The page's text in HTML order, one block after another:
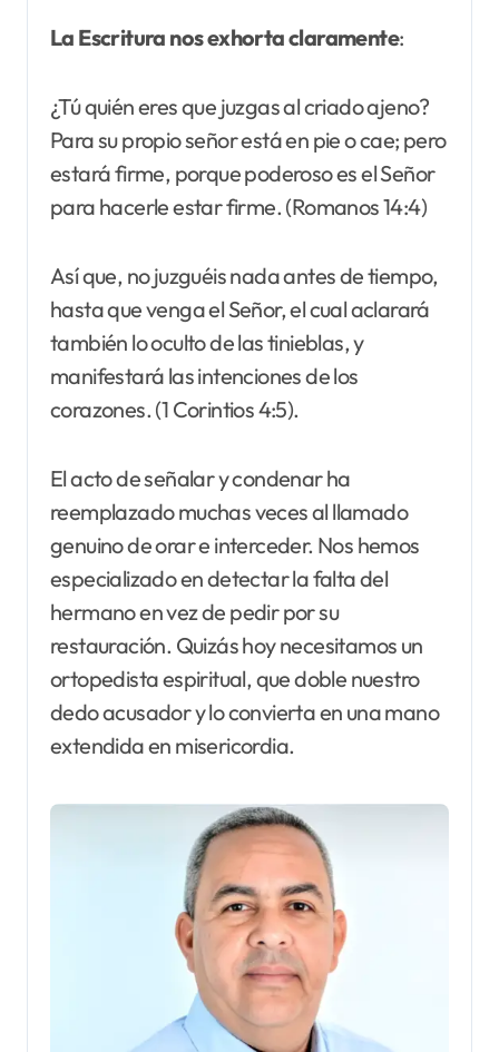
La Escritura nos exhorta claramente:
¿Tú quién eres que juzgas al criado ajeno?
Para su propio señor está en pie o cae; pero
estará firme, porque poderoso es el Señor
para hacerle estar firme. (Romanos 14:4)
Así que, no juzguéis nada antes de tiempo,
hasta que venga el Señor, el cual aclarará
también lo oculto de las tinieblas, y
manifestará las intenciones de los
corazones. (1 Corintios 4:5).
El acto de señalar y condenar ha
reemplazado muchas veces al llamado
genuino de orar e interceder. Nos hemos
especializado en detectar la falta del
hermano en vez de pedir por su
restauración. Quizás hoy necesitamos un
ortopedista espiritual, que doble nuestro
dedo acusador y lo convierta en una mano
extendida en misericordia.